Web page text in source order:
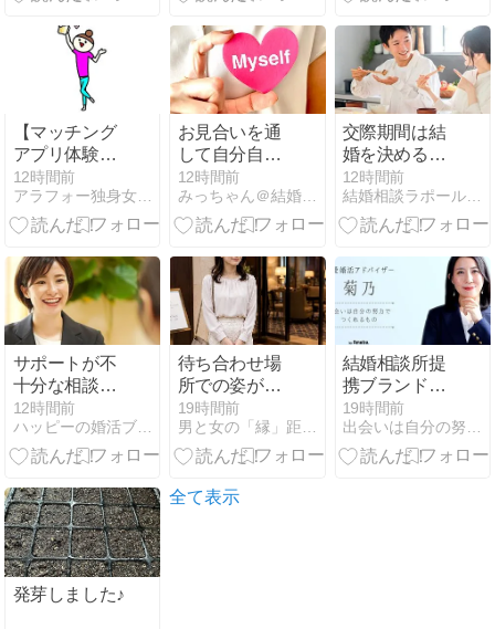
【マッチング
アプリ体験談
｜翔11】個人
事業主
12時間前
アラフォー独身女まいの婚活日記
お見合いを通
して自分自身
を知る
12時間前
みっちゃん＠結婚相談ラポール横浜
交際期間は結
婚を決めるた
めだけの時間
ではない
12時間前
結婚相談ラポール横浜 幸せな結婚へと導くお手伝いをいたします
サポートが不
十分な相談
所！
12時間前
ハッピーの婚活ブログ
待ち合わせ場
所での姿が本
当の姿？
19時間前
男と女の「縁」距離恋愛
結婚相談所提
携ブランドの
指輪をサプラ
イズでもらっ
てモヤモヤ
19時間前
出会いは自分の努力でつくれるもの・90日で理想のパートナー…
発芽しました♪
全て表示